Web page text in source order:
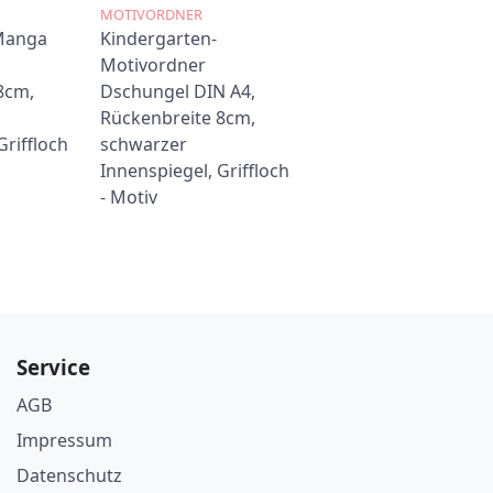
MOTIVORDNER
Kindergarten-
Motivordner
Dschungel DIN A4,
Rückenbreite 8cm,
schwarzer
Innenspiegel, Griffloch
- Motiv
Service
AGB
Impressum
Datenschutz